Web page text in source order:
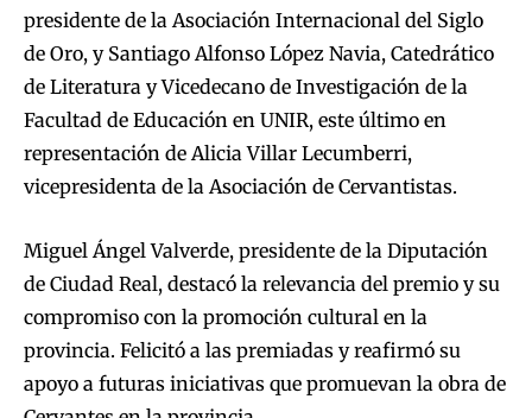
presidente de la Asociación Internacional del Siglo
de Oro, y Santiago Alfonso López Navia, Catedrático
de Literatura y Vicedecano de Investigación de la
Facultad de Educación en UNIR, este último en
representación de Alicia Villar Lecumberri,
vicepresidenta de la Asociación de Cervantistas.
Miguel Ángel Valverde, presidente de la Diputación
de Ciudad Real, destacó la relevancia del premio y su
compromiso con la promoción cultural en la
provincia. Felicitó a las premiadas y reafirmó su
apoyo a futuras iniciativas que promuevan la obra de